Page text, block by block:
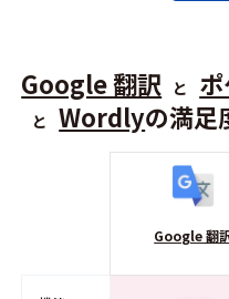
Google 翻訳 と
と Wordlyの満足
Google 翻